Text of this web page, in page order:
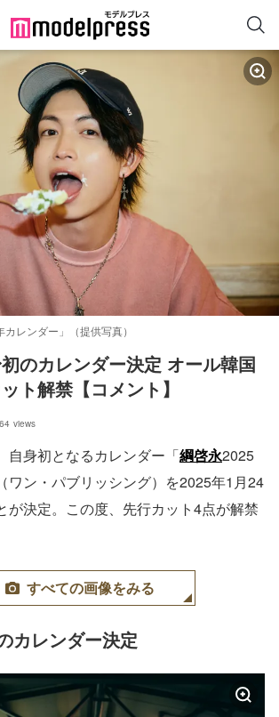
レンダー」（提供写真）
のカレンダー決定 オール韓国
ト解禁【コメント】
views
自身初となるカレンダー「綱啓永2025
ワン・パブリッシング）を2025年1月24
が決定。この度、先行カット4点が解禁
すべての画像をみる
カレンダー決定